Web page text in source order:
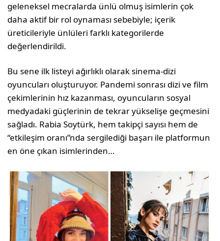
geleneksel mecralarda ünlü olmuş isimlerin çok
daha aktif bir rol oynaması sebebiyle; içerik
üreticileriyle ünlüleri farklı kategorilerde
değerlendirildi.
Bu sene ilk listeyi ağırlıklı olarak sinema-dizi
oyuncuları oluşturuyor. Pandemi sonrası dizi ve film
çekimlerinin hız kazanması, oyuncuların sosyal
medyadaki güçlerinin de tekrar yükselişe geçmesini
sağladı. Rabia Soytürk, hem takipçi sayısı hem de
“etkileşim oranı”nda sergilediği başarı ile platformun
en öne çıkan isimlerinden…